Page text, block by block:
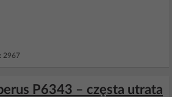
2967
P6343 – częsta utrata